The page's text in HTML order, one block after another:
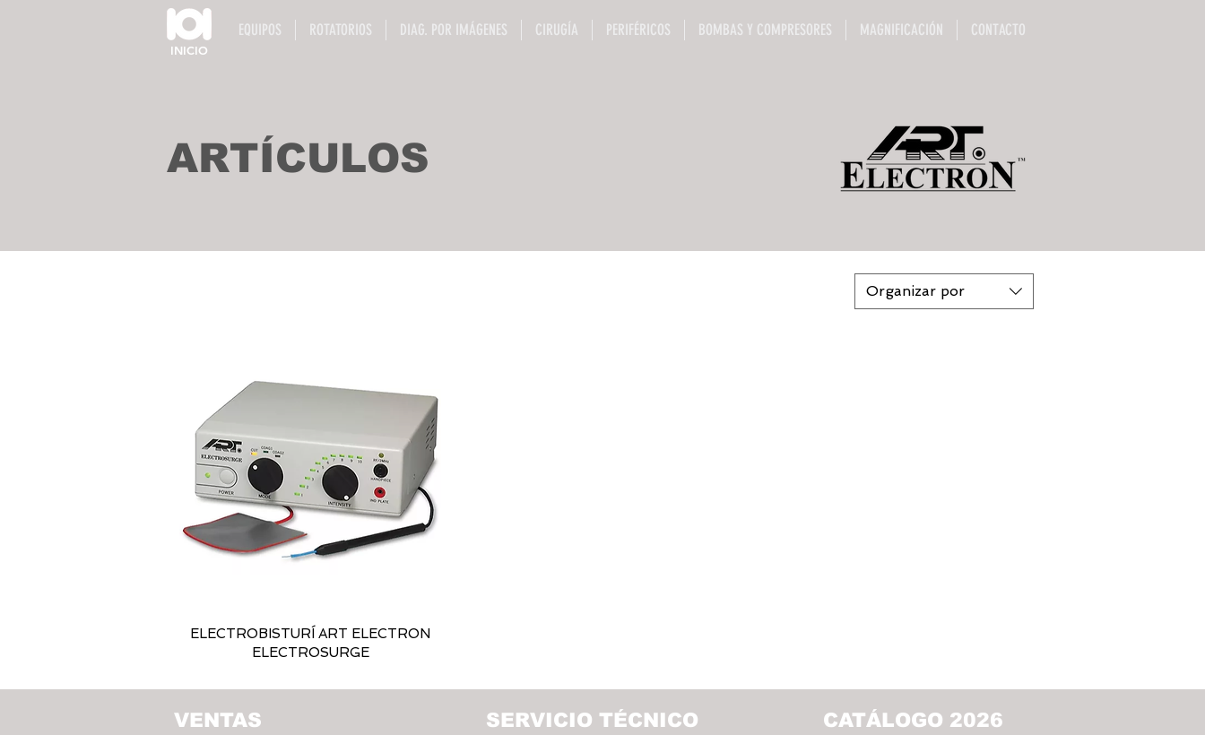
EQUIPOS ROTATORIOS DIAG. POR IMÁGENES CIRUGÍA PERIFÉRICOS BOMBAS Y COMPRESORES MAGNIFICACIÓN CONTACTO
INICIO
ARTÍCULOS
Organizar por
ELECTROBISTURÍ ART ELECTRON
ELECTROSURGE
VENTAS SERVICIO TÉCNICO CATÁLOGO 2026